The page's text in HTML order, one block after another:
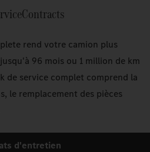
rend votre camion plus
96 mois ou 1 million de km
de service complet comprend la
le remplacement des pièces
d'entretien